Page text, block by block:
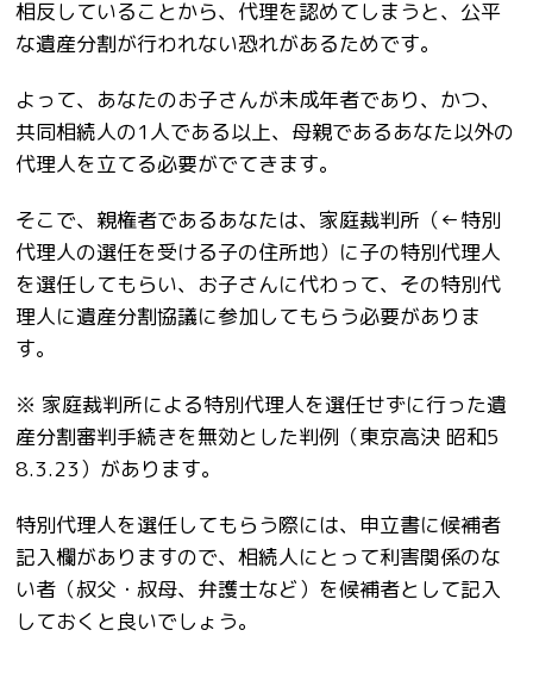
相反していることから、代理を認めてしまうと、公平
な遺産分割が行われない恐れがあるためです。
よって、あなたのお子さんが未成年者であり、かつ、
共同相続人の1 人である以上、母親であるあなた以外の
代理人を立てる必要がでてきます。
そこで、親権者であるあなたは、家庭裁判所（←特別
代理人の選任を受ける子の住所地）に子の特別代理人
を選任してもらい、お子さんに代わって、その特別代
理人に遺産分割協議に参加してもらう必要がありま
す。
※ 家庭裁判所による特別代理人を選任せずに行った遺
産分割審判手続きを無効とした判例（東京高決 昭和5
8.3.23）があります。
特別代理人を選任してもらう際には、申立書に候補者
記入欄がありますので、相続人にとって利害関係のな
い者（叔父・叔母、弁護士など）を候補者として記入
しておくと良いでしょう。